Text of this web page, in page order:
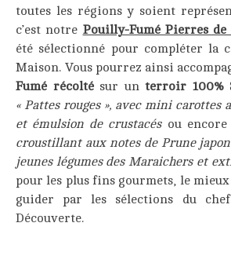
toutes les régions y soient
c’est notre Pouilly-Fumé Pierres de
été sélectionné pour compléter la
Maison. Vous pourrez ainsi
Fumé récolté sur unterroir 100%
« Pattes rouges », avec mini carottes
et émulsion de crustacésou encore
croustillant aux notes de Prune
jeunes légumes des Maraichers et
pour les plus fins gourmets, le mieux
guider par les sélections du
Découverte.